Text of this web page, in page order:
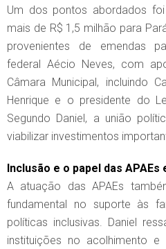
Um dos pontos abordados
mais de R$ 1,5 milhão para
provenientes de emendas
federal Aécio Neves, com
Câmara Municipal, incluindo
Henrique e o presidente do
Segundo Daniel, a união
viabilizar investimentos
Inclusão e o papel das APAEs
A atuação das APAEs
fundamental no suporte às
políticas inclusivas. Daniel
instituições no acolhimento